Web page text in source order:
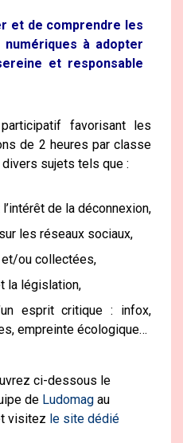
et de comprendre les
à adopter
et responsable
favorisant les
de 2 heures par classe
divers sujets tels que :
de la déconnexion,
les réseaux sociaux,
ou collectées,
la législation,
esprit critique : infox,
empreinte écologique…
ci-dessous le
de Ludomag au
visitez le site dédié